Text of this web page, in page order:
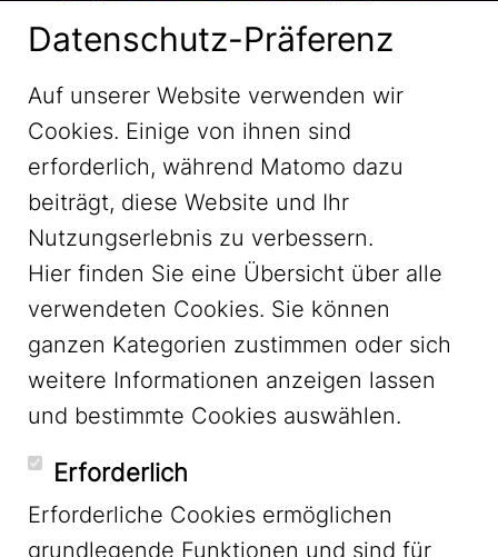
LinkedIn
YouTube
Datenschutz-Präferenz
Auf unserer Website verwenden wir
Cookies. Einige von ihnen sind
erforderlich, während Matomo dazu
beiträgt, diese Website und Ihr
Nutzungserlebnis zu verbessern.
Hier finden Sie eine Übersicht über alle
verwendeten Cookies. Sie können
ganzen Kategorien zustimmen oder sich
weitere Informationen anzeigen lassen
und bestimmte Cookies auswählen.
Erforderlich
Erforderliche Cookies ermöglichen
grundlegende Funktionen und sind für